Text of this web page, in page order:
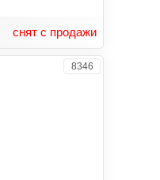
снят с продажи
8346